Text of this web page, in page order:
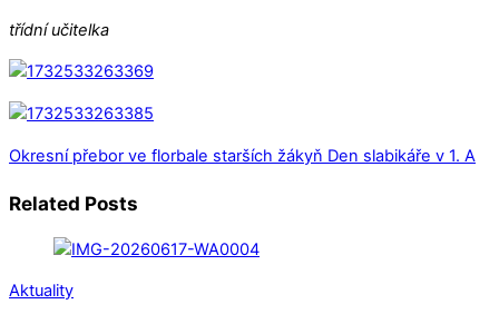
třídní učitelka
Okresní přebor ve florbale starších žákyň Den slabikáře v 1. A
Related Posts
Aktuality